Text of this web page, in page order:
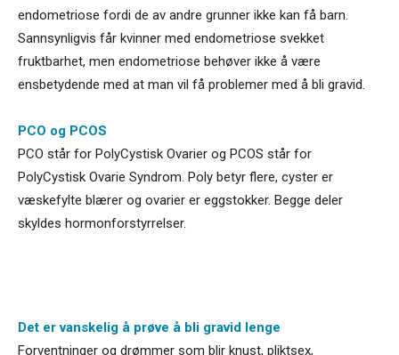
endometriose fordi de av andre grunner ikke kan få barn.
Sannsynligvis får kvinner med endometriose svekket
fruktbarhet, men endometriose behøver ikke å være
ensbetydende med at man vil få problemer med å bli gravid.
PCO og PCOS
PCO står for PolyCystisk Ovarier og PCOS står for
PolyCystisk Ovarie Syndrom. Poly betyr flere, cyster er
væskefylte blærer og ovarier er eggstokker. Begge deler
skyldes hormonforstyrrelser.
Det er vanskelig å prøve å bli gravid lenge
Forventninger og drømmer som blir knust, pliktsex,